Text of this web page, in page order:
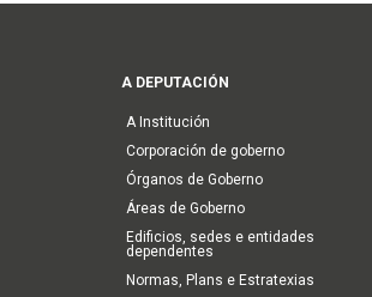
Main
navigation
A DEPUTACIÓN
A Institución
Corporación de goberno
Órganos de Goberno
Áreas de Goberno
Edificios, sedes e entidades
dependentes
Normas, Plans e Estratexias